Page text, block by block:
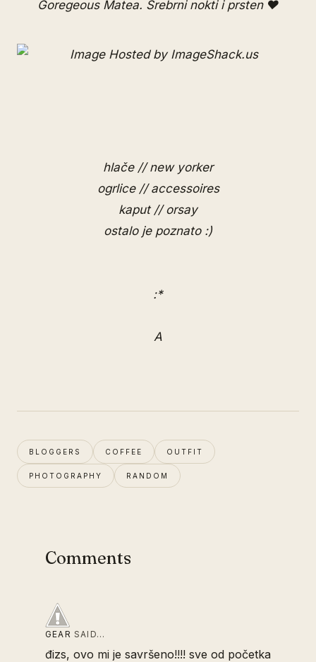
Goregeous Matea. Srebrni nokti i prsten ♥
hlače // new yorker
ogrlice // accessoires
kaput // orsay
ostalo je poznato :)
:*
A
BLOGGERS COFFEE OUTFIT
PHOTOGRAPHY RANDOM
Comments
GEAR SAID…
đizs, ovo mi je savršeno!!!! sve od početka